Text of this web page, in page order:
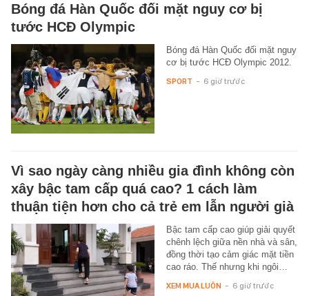
Bóng đá Hàn Quốc đối mặt nguy cơ bị
tước HCĐ Olympic
Bóng đá Hàn Quốc đối mặt nguy
cơ bị tước HCĐ Olympic 2012.
SPORT - 6 giờ trước
Vì sao ngày càng nhiều gia đình không còn
xây bậc tam cấp quá cao? 1 cách làm
thuận tiện hơn cho cả trẻ em lẫn người già
Bậc tam cấp cao giúp giải quyết
chênh lệch giữa nền nhà và sân,
đồng thời tạo cảm giác mặt tiền
cao ráo. Thế nhưng khi ngôi…
XEM MUA LUÔN - 6 giờ trước